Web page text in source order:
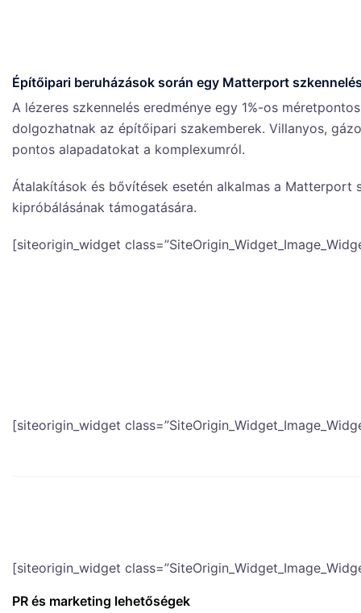
Építőipari beruházások során egy Matterport
A lézeres szkennelés eredménye egy 1%-os
dolgozhatnak az építőipari szakemberek. Villanyos,
pontos alapadatokat a komplexumról.
Átalakítások és bővítések esetén alkalmas a Matterport
kipróbálásának támogatására.
[siteorigin_widget
[siteorigin_widget
[siteorigin_widget
PR és marketing lehetőségek